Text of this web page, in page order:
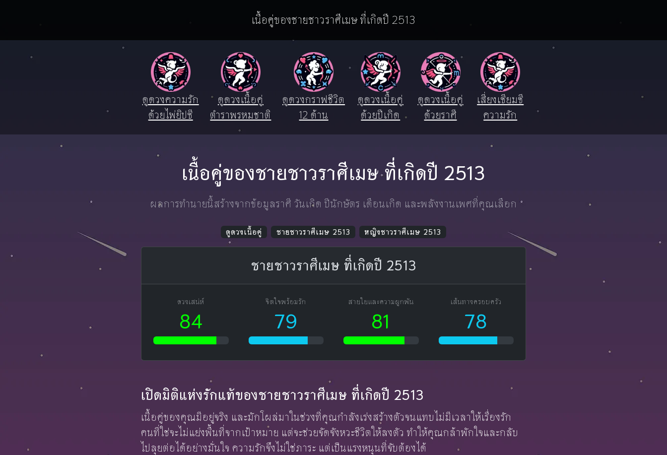
เนื้อคู่ของชายชาวราศีเมษ ที่เกิดปี 2513
ดูดวงความรัก
ด้วยไพ่ยิปซี
ดูดวงเนื้อคู่
ตำราพรหมชาติ
ดูดวงกราฟชีวิต
12 ด้าน
ดูดวงเนื้อคู่
ด้วยปีเกิด
ดูดวงเนื้อคู่
ด้วยราศี
เสี่ยงเซียมซี
ความรัก
เนื้อคู่ของชายชาวราศีเมษ ที่เกิดปี 2513
ผลการทำนายนี้สร้างจากข้อมูลราศี วันเกิด ปีนักษัตร เดือนเกิด และพลังงานเพศที่คุณเลือก
ดูดวงเนื้อคู่ ชายชาวราศีเมษ 2513 หญิงชาวราศีเมษ 2513
ชายชาวราศีเมษ ที่เกิดปี 2513
ดวงเสน่ห์
84
จิตใจพร้อมรัก
79
สายใยและความผูกพัน
81
เส้นทางครอบครัว
78
เปิดมิติแห่งรักแท้ของชายชาวราศีเมษ ที่เกิดปี 2513
เนื้อคู่ของคุณมีอยู่จริง และมักโผล่มาในช่วงที่คุณกำลังเร่งสร้างตัวจนแทบไม่มีเวลาให้เรื่องรัก
คนที่ใช่จะไม่แย่งพื้นที่จากเป้าหมาย แต่จะช่วยจัดจังหวะชีวิตให้ลงตัว ทำให้คุณกล้าพักใจและกลับ
ไปลุยต่อได้อย่างมั่นใจ ความรักจึงไม่ใช่ภาระ แต่เป็นแรงหนุนที่จับต้องได้